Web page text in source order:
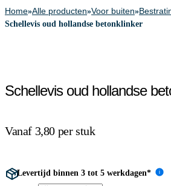
Home»Alle producten»Voor buiten»
Schellevis oud hollandse betonklinker
Schellevis oud hollandse
Vanaf 3,80 per stuk
Levertijd binnen 3 tot 5 werkdagen* i